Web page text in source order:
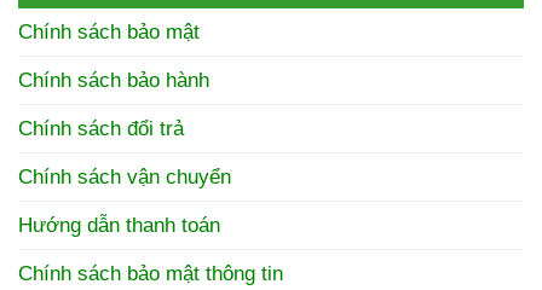
Chính sách bảo mật
Chính sách bảo hành
Chính sách đổi trả
Chính sách vận chuyển
Hướng dẫn thanh toán
Chính sách bảo mật thông tin